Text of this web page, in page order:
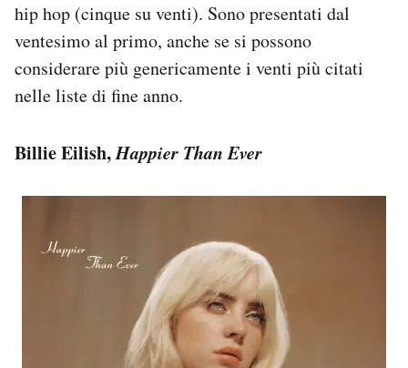
hip hop (cinque su venti). Sono presentati dal
ventesimo al primo, anche se si possono
considerare più genericamente i venti più citati
nelle liste di fine anno.
Billie Eilish,Happier Than Ever